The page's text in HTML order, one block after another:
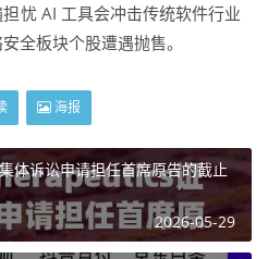
AI 工具会冲击传统软件行业
全板块个股遭遇抛售。
海报
体诉讼申请担任首席原告的截止
2026-05-29